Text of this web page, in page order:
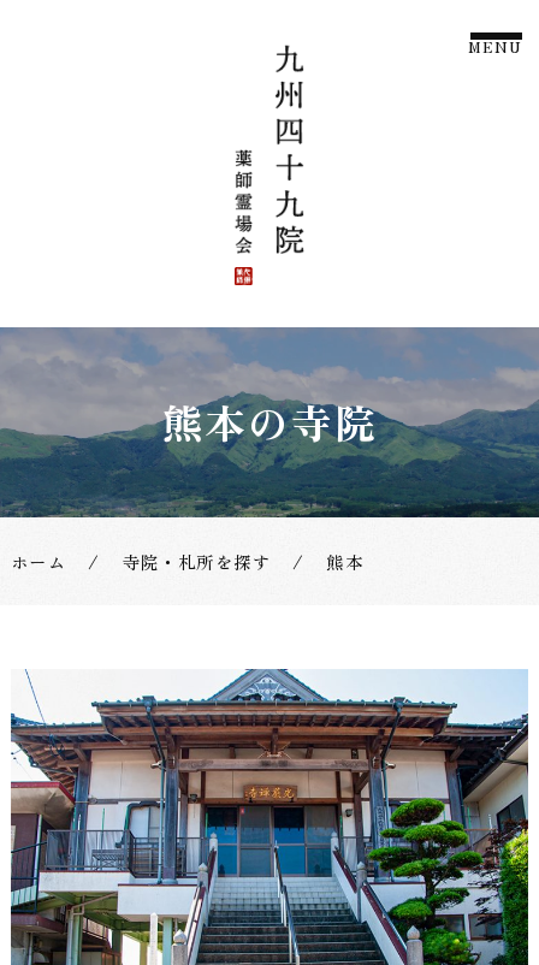
【公
式】
州
四
十
九
院
MENU
熊本の寺院
ホーム / 寺院・札所を探す / 熊本